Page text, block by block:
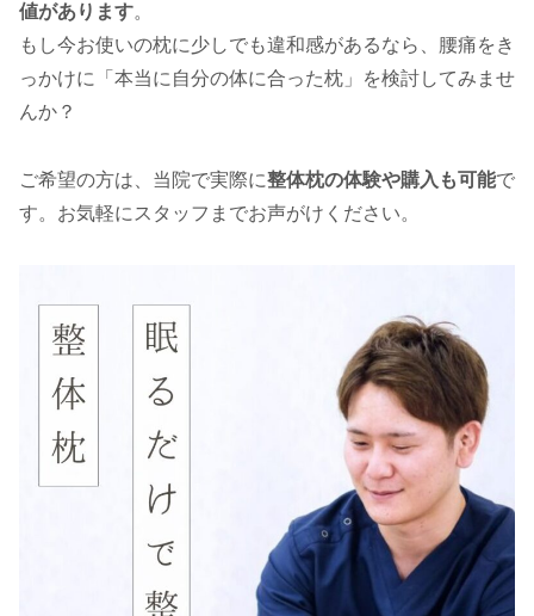
値があります。
もし今お使いの枕に少しでも違和感があるなら、腰痛をき
っかけに「本当に自分の体に合った枕」を検討してみませ
んか？
ご希望の方は、当院で実際に整体枕の体験や購入も可能で
す。お気軽にスタッフまでお声がけください。